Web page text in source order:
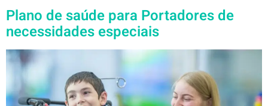
Plano de saúde para Portadores de
necessidades especiais